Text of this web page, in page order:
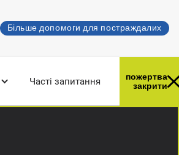
Більше допомоги для постраждалих
Часті запитання
пожертва
закрити